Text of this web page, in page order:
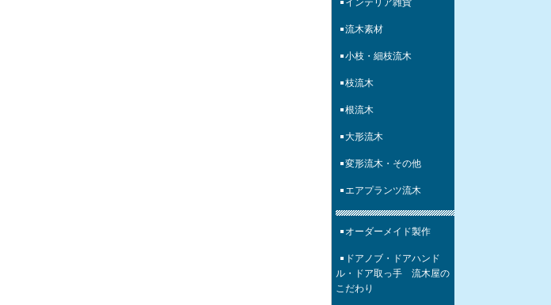
インテリア雑貨
流木素材
小枝・細枝流木
枝流木
根流木
大形流木
変形流木・その他
エアプランツ流木
オーダーメイド製作
ドアノブ・ドアハンド
ル・ドア取っ手 流木屋の
こだわり